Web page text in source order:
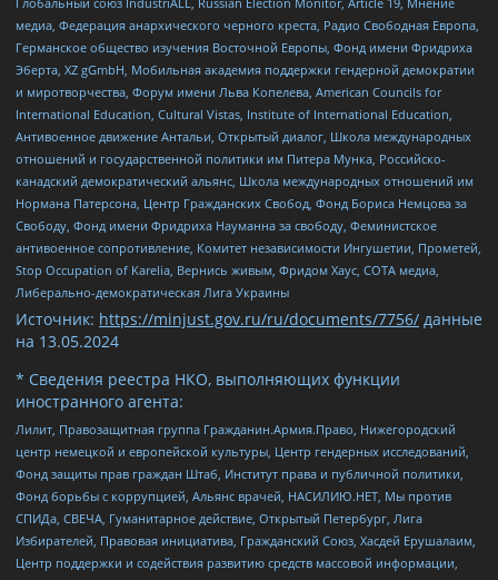
медиа, Федерация анархического черного креста, Радио Свободная Европа,
Германское общество изучения Восточной Европы, Фонд имени Фридриха
Эберта, XZ gGmbH, Мобильная академия поддержки гендерной демократии
и миротворчества, Форум имени Льва Копелева, American Councils for
International Education, Cultural Vistas, Institute of International Education,
Антивоенное движение Антальи, Открытый диалог, Школа международных
отношений и государственной политики им Питера Мунка, Российско-
канадский демократический альянс, Школа международных отношений им
Нормана Патерсона, Центр Гражданских Свобод, Фонд Бориса Немцова за
Свободу, Фонд имени Фридриха Науманна за свободу, Феминистское
антивоенное сопротивление, Комитет независимости Ингушетии, Прометей,
Stop Occupation of Karelia, Вернись живым, Фридом Хаус, СОТА медиа,
Либерально-демократическая Лига Украины
Источник: https://minjust.gov.ru/ru/documents/7756/ данные
на 13.05.2024
* Сведения реестра НКО, выполняющих функции
иностранного агента:
Лилит, Правозащитная группа Гражданин.Армия.Право, Нижегородский
центр немецкой и европейской культуры, Центр гендерных исследований,
Фонд защиты прав граждан Штаб, Институт права и публичной политики,
Фонд борьбы с коррупцией, Альянс врачей, НАСИЛИЮ.НЕТ, Мы против
СПИДа, СВЕЧА, Гуманитарное действие, Открытый Петербург, Лига
Избирателей, Правовая инициатива, Гражданский Союз, Хасдей Ерушалаим,
Центр поддержки и содействия развитию средств массовой информации,